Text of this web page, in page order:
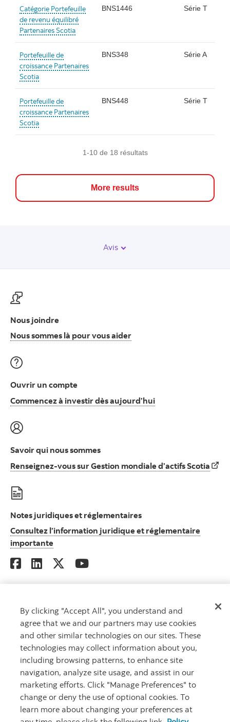
Catégorie Portefeuille
de revenu équilibré
Partenaires Scotia
BNS1446 Série T
Portefeuille de
croissance Partenaires
Scotia
BNS348 Série A
Portefeuille de
croissance Partenaires
Scotia
BNS448 Série T
1-10 de 18 résultats
More results
Avis
Nous joindre
Nous sommes là pour vous aiderNous sommes là pour
Ouvrir un compte
Commencez à investir dès aujourd’huiCommencez à
Savoir qui nous sommes
Renseignez-vous sur Gestion mondiale d’actifs Scotia
Notes juridiques et réglementaires
Consultez l’information juridique et réglementaire
importante
Gestion mondiale d’actifs Scotia MD
est un nom commercial utilisé par
Gestion d’actifs 1832 S.E.C., société en commandite dont le commandité
est détenu en propriété exclusive par la Banque Scotia.
Marque déposée de La Banque de Nouvelle-Écosse, utilisée sous
licence.
La Banque de Nouvelle-Écosse, 2026. Tous droits réservés.
Carrières Sécurité et fraude Notes juridiques
Accessibilité Paramètres des témoins
By clicking "Accept All", you understand and
agree that we and our partners may use cookies
and other similar technologies on our sites. These
technologies may collect information about you,
including browsing patterns, to enhance site
navigation, analyze site usage, and assist in our
marketing efforts. Click "Manage Preferences" to
change or deny the use of optional cookies. To
learn more about changing your preferences at